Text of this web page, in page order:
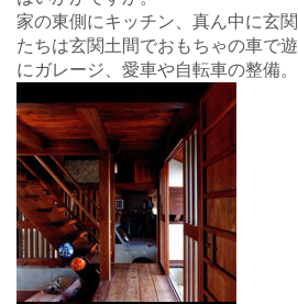
家の東側にキッチン、真ん中に玄
たちは玄関土間でおもちゃの車で
にガレージ、愛車や自転車の整備。